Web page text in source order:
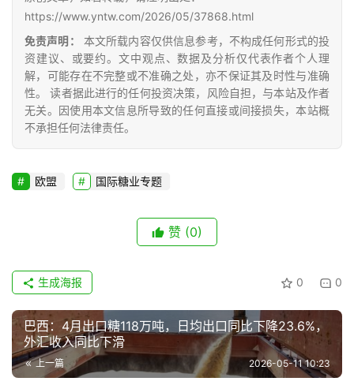
现
货
报
价
题
频
产
业
https://www.yntw.com/2026/05/37868.html
免责声明：
本文所载内容仅供信息参考，不构成任何形式的投
资建议、或要约。文中观点、数据及分析仅代表作者个人理
解，可能存在不完整或不准确之处，亦不保证其及时性与准确
性。 读者据此进行的任何投资决策，风险自担，与本站及作者
无关。因使用本文信息所导致的任何直接或间接损失，本站概
不承担任何法律责任。
欧盟 国际糖业专题
赞 (0)
0 0
生成海报
巴西：4月出口糖118万吨，日均出口同比下降23.6%，
外汇收入同比下滑
上一篇 2026-05-11 10:23